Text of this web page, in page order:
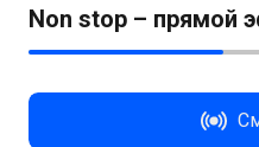
Non stop – прямой